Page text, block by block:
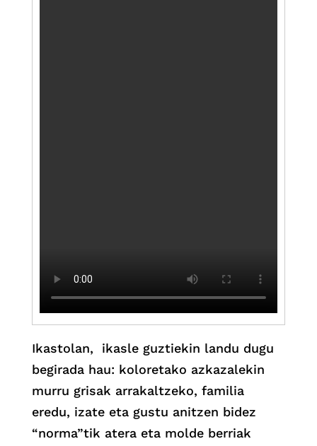
Ikastolan, ikasle guztiekin landu dugu
begirada hau: koloretako azkazalekin
murru grisak arrakaltzeko, familia
eredu, izate eta gustu anitzen bidez
“norma”tik atera eta molde berriak